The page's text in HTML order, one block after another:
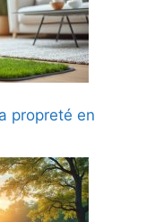
propreté en